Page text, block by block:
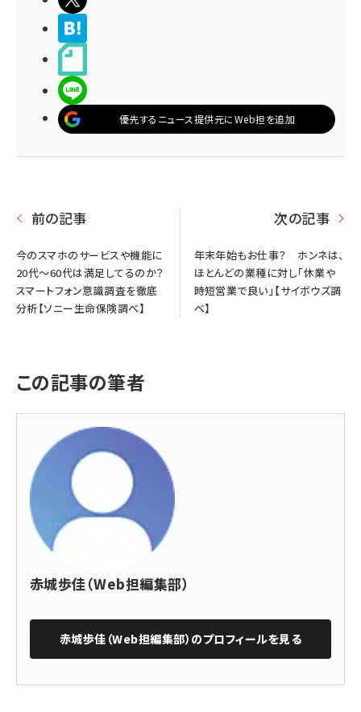
優先するニュース提供元にWeb担を追加
前の記事
今のスマホのサービスや機能に
20代～60代は満足してるのか？
スマートフォン意識調査を徹底
分析【ソニー生命保険調べ】
次の記事
年末年始もお仕事？ ホンネは、
ほとんどの業種に対し「休業や
時短営業で良い」【サイボウズ調
べ】
この記事の筆者
赤城歩佳（Web担編集部）
赤城歩佳（Web担編集部） のプロフィールを見る